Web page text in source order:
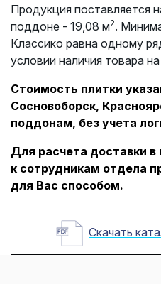
Продукция поставляется
поддоне - 19,08 м2.
Классико равна одному
условии наличия товара
Стоимость плитки
Сосновоборск,
поддонам, без учета
Для расчета доставки
к сотрудникам отдела
для Вас способом.
Скачать